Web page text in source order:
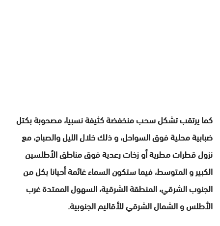
كما يرتقب تشكل سحب منخفضة كثيفة نسبيا، مصحوبة بكتل
ضبابية محلية فوق السواحل، و ذلك خلال الليل والصباح، مع
نزول قطرات مطرية أو زخات رعدية فوق مناطق الأطلسين
الكبير و المتوسط، فيما ستكون السماء غائمة أحيانا بكل من
الجنوب الشرقي، المنطقة الشرقية، السهول الممتدة غرب
الأطلس و الشمال الشرقي للأقاليم الجنوبية.